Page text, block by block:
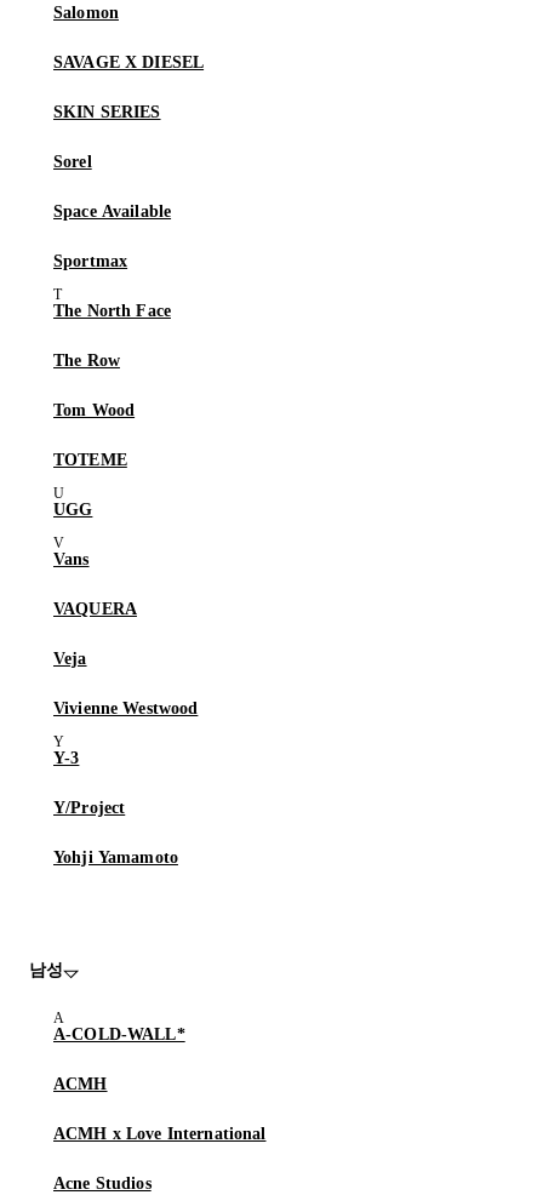
Salomon
SAVAGE X DIESEL
SKIN SERIES
Sorel
Space Available
Sportmax
The North Face
The Row
Tom Wood
TOTEME
UGG
Vans
VAQUERA
Veja
Vivienne Westwood
Y-3
Y/Project
Yohji Yamamoto
남성
A-COLD-WALL*
ACMH
ACMH x Love International
Acne Studios